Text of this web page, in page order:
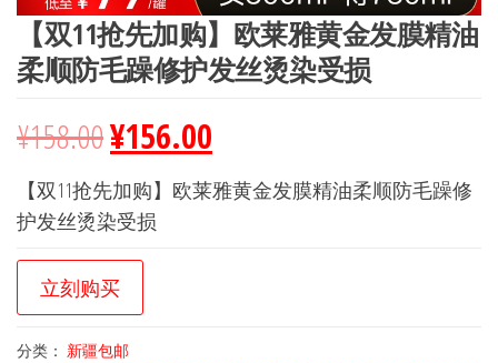
【双11抢先加购】欧莱雅黄金发膜精油
柔顺防毛躁修护发丝烫染受损
¥158.00¥156.00
【双11抢先加购】欧莱雅黄金发膜精油柔顺防毛躁修
护发丝烫染受损
立刻购买
分类： 新疆包邮